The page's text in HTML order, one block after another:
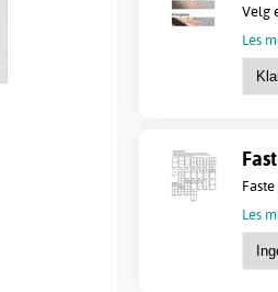
Velg
Les
Les